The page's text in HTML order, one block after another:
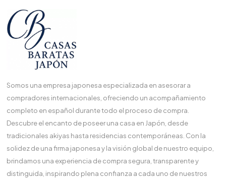
Somos una empresa japonesa especializada en asesorar a
compradores internacionales, ofreciendo un acompañamiento
completo en español durante todo el proceso de compra.
Descubre el encanto de poseer una casa en Japón, desde
tradicionales akiyas hasta residencias contemporáneas. Con la
solidez de una firma japonesa y la visión global de nuestro equipo,
brindamos una experiencia de compra segura, transparente y
distinguida, inspirando plena confianza a cada uno de nuestros